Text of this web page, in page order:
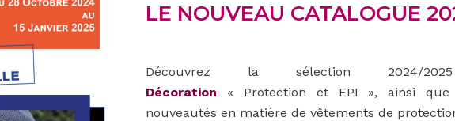
LE NOUVEAU CATALOGUE
Découvrez la sélection 2024/
Décoration « Protection et EPI », ainsi que
nouveautés en matière de vêtements de